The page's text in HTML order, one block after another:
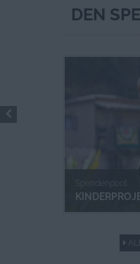
Armut
DEN